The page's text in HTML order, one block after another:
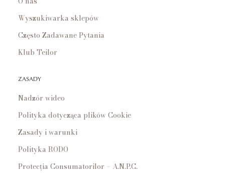
Wyszukiwarka sklepów
Często Zadawane Pytania
Klub Teilor
ZASADY
Nadzór wideo
Polityka dotycząca plików Cookie
Zasady i warunki
Polityka RODO
Protecția Consumatorilor – A.N.P.C.